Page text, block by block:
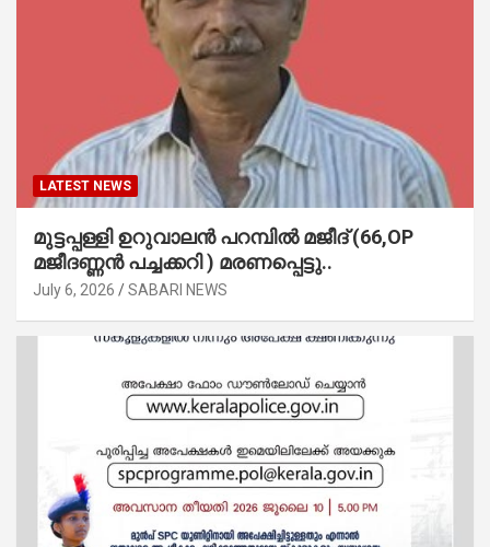
LATEST NEWS
മുട്ടപ്പള്ളി ഉറുവാലൻ പറമ്പിൽ മജീദ് (66,OP
മജീദണ്ണൻ പച്ചക്കറി ) മരണപ്പെട്ടു..
July 6, 2026 SABARI NEWS